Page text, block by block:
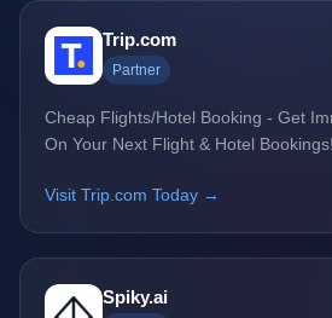
Trip.com
Partner
Cheap Flights/Hotel Booking - Get
On Your Next Flight & Hotel Bookings!
Visit Trip.com Today →
Spiky.ai